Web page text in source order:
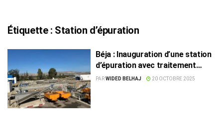
Étiquette : Station d’épuration
Béja : Inauguration d’une station
d’épuration avec traitement
tertiaire
PARWIDED BELHAJ 20 OCTOBRE 2025